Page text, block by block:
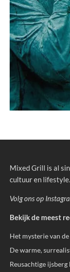
Mixed Grill is al
cultuur en lifestyle.
Volg ons op
Bekijk de meest
Het mysterie van
De warme,
Reusachtige